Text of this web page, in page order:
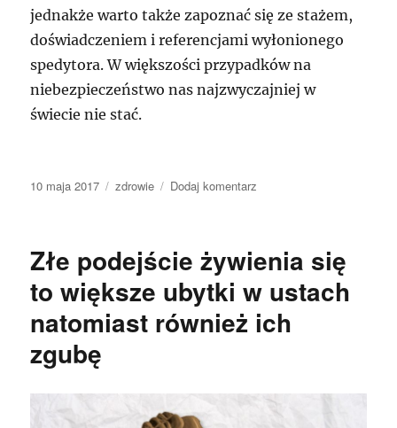
jednakże warto także zapoznać się ze stażem,
doświadczeniem i referencjami wyłonionego
spedytora. W większości przypadków na
niebezpieczeństwo nas najzwyczajniej w
świecie nie stać.
Data
10 maja 2017 Kategorie
zdrowie Dodaj komentarz
Złe podejście żywienia się
to większe ubytki w ustach
natomiast również ich
zgubę